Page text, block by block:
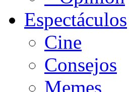
Espectáculos
Cine
Consejos
Memes